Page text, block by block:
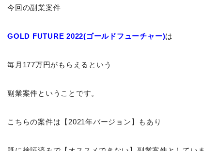
今回の副業案件
GOLD FUTURE 2022(ゴールドフューチャー)は
毎月177万円がもらえるという
副業案件ということです。
こちらの案件は【2021年バージョン】もあり